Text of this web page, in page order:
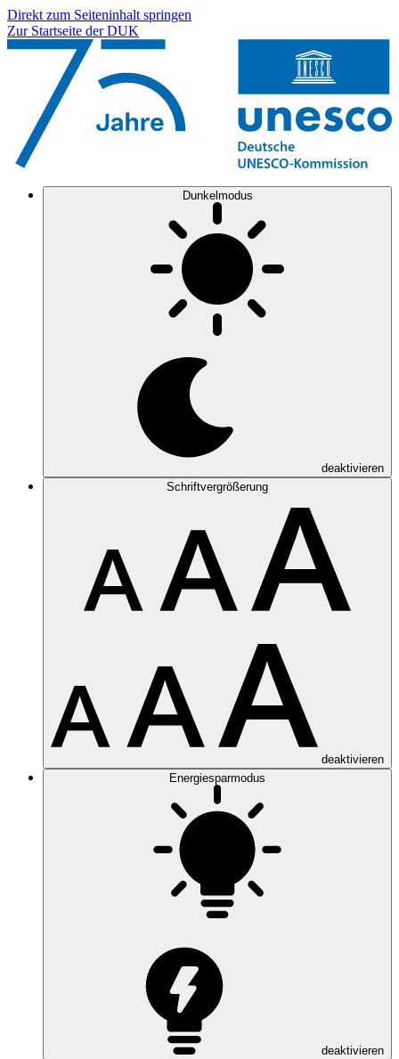
Direkt zum Seiteninhalt springen
Zur Startseite der DUK
Dunkelmodus
deaktivieren
Schriftvergrößerung
deaktivieren
Energiesparmodus
deaktivieren